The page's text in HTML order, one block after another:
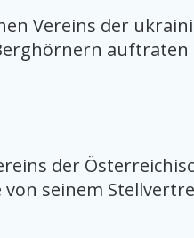
Vereins der
der
von seinem